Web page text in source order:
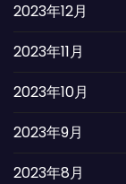
2023年12月
2023年11月
2023年10月
2023年9月
2023年8月